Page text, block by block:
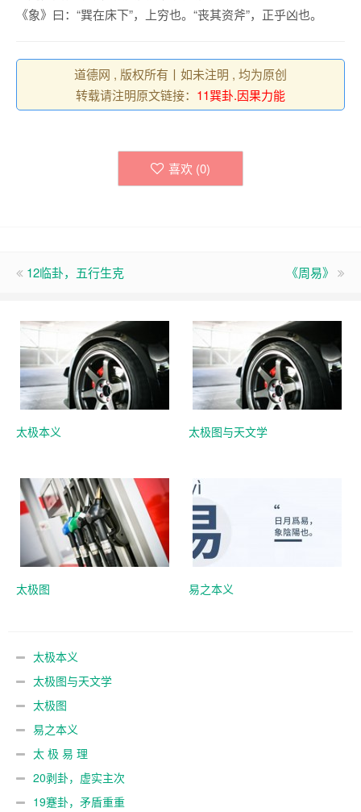
《象》曰：“巽在床下”，上穷也。“丧其资斧”，正乎凶也。
道德网 , 版权所有丨如未注明 , 均为原创
转载请注明原文链接： 11巽卦.因果力能
喜欢 (0)
12临卦，五行生克 《周易》
太极本义 太极图与天文学
太极图 易之本义
太极本义
太极图与天文学
太极图
易之本义
太 极 易 理
20剥卦，虚实主次
19蹇卦，矛盾重重